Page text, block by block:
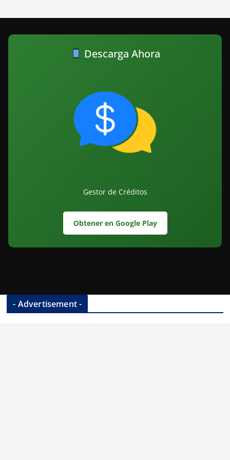
Descarga Ahora
Gestor de Créditos
Obtener en Google Play
- Advertisement -